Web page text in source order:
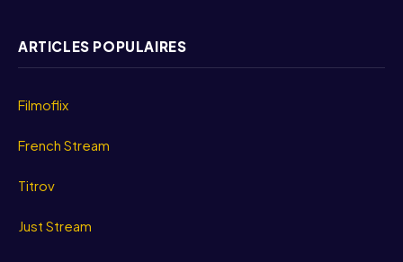
ARTICLES POPULAIRES
Filmoflix
French Stream
Titrov
Just Stream